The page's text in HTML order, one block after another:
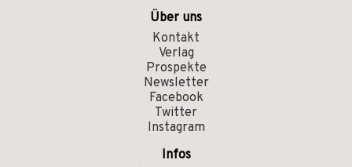
Über uns
Kontakt
Verlag
Prospekte
Newsletter
Facebook
Twitter
Instagram
Infos